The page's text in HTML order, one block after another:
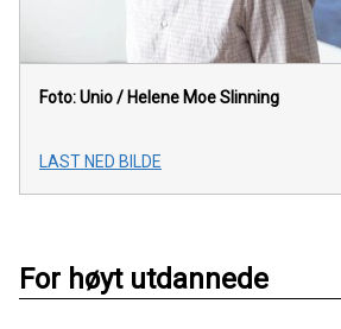
Foto: Unio / Helene Moe Slinning
LAST NED BILDE
For høyt utdannede